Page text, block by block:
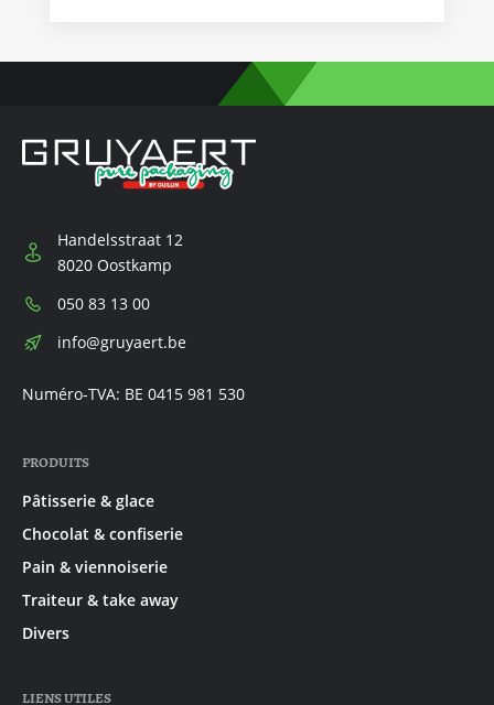
Handelsstraat 12
8020 Oostkamp
Téléphone:
050 83 13 00
E-
info@gruyaert.be
Numéro-TVA: BE 0415 981 530
PRODUITS
Pâtisserie & glace
Chocolat & confiserie
Pain & viennoiserie
Traiteur & take away
Divers
LIENS UTILES